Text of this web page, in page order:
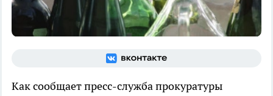
Как сообщает пресс-служба прокуратуры